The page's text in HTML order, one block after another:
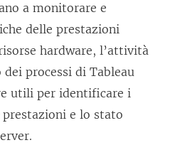
a monitorare e
delle prestazioni
hardware, l’attività
processi di Tableau
utili per identificare i
e lo stato